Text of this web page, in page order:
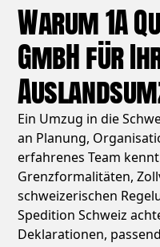
Warum 1A
GmbH für
Ein Umzug in die
an Planung,
erfahrenes Team
Grenzformalitäten,
schweizerischen
Spedition Schweiz
Deklarationen,